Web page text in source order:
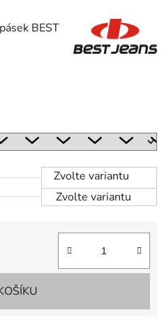
BEST
Zvolte variantu
Zvolte variantu